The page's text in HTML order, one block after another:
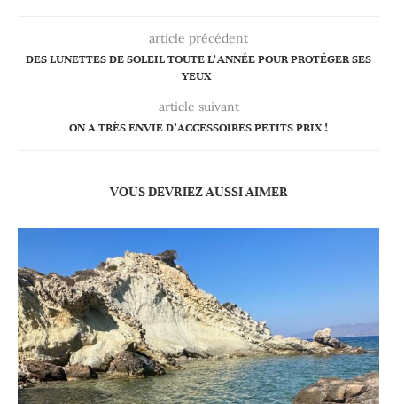
article précédent
DES LUNETTES DE SOLEIL TOUTE L’ANNÉE POUR PROTÉGER SES
YEUX
article suivant
ON A TRÈS ENVIE D’ACCESSOIRES PETITS PRIX !
VOUS DEVRIEZ AUSSI AIMER